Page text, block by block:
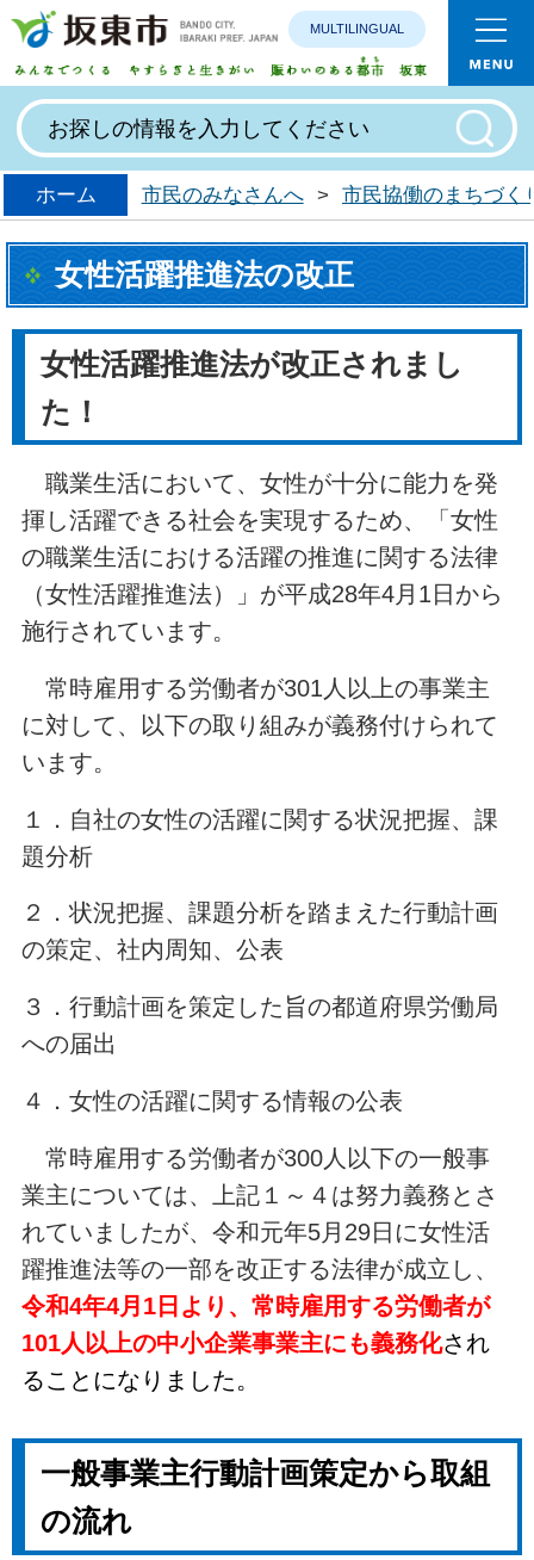
みんなで
MULTILINGUAL
ホーム 市民のみなさんへ > 市民協働のまちづく
女性活躍推進法の改正
女性活躍推進法が改正されまし
た！
職業生活において、女性が十分に能力を発
揮し活躍できる社会を実現するため、「女性
の職業生活における活躍の推進に関する法律
（女性活躍推進法）」が平成28年4月1日から
施行されています。
常時雇用する労働者が301人以上の事業主
に対して、以下の取り組みが義務付けられて
います。
１．自社の女性の活躍に関する状況把握、課
題分析
２．状況把握、課題分析を踏まえた行動計画
の策定、社内周知、公表
３．行動計画を策定した旨の都道府県労働局
への届出
４．女性の活躍に関する情報の公表
常時雇用する労働者が300人以下の一般事
業主については、上記１～４は努力義務とさ
れていましたが、令和元年5月29日に女性活
躍推進法等の一部を改正する法律が成立し、
令和4年4月1日より、常時雇用する労働者が
101人以上の中小企業事業主にも義務化され
ることになりました。
一般事業主行動計画策定から取組
の流れ